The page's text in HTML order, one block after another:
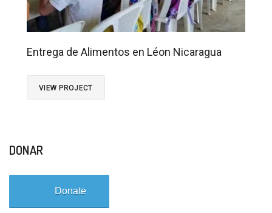
Entrega de Alimentos en Léon Nicaragua
VIEW PROJECT
DONAR
Donate